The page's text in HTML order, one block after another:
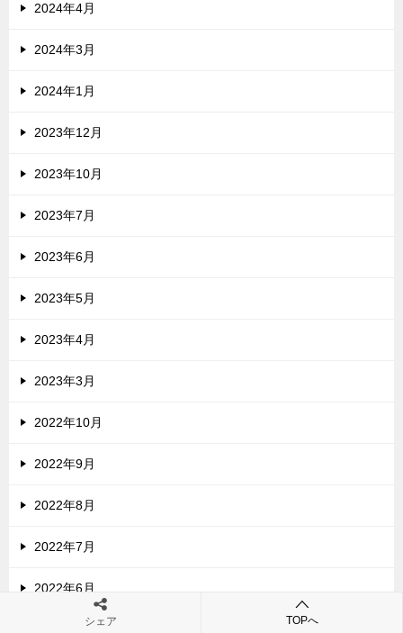
2024年4月
2024年3月
2024年1月
2023年12月
2023年10月
2023年7月
2023年6月
2023年5月
2023年4月
2023年3月
2022年10月
2022年9月
2022年8月
2022年7月
2022年6月
2022年5月
シェア TOPへ